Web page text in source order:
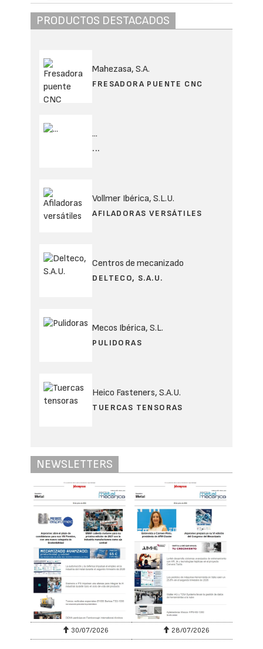
PRODUCTOS DESTACADOS
Mahezasa, S.A.
FRESADORA PUENTE CNC
...
...
Vollmer Ibérica, S.L.U.
AFILADORAS VERSÁTILES
Centros de mecanizado
DELTECO, S.A.U.
Mecos Ibérica, S.L.
PULIDORAS
Heico Fasteners, S.A.U.
TUERCAS TENSORAS
NEWSLETTERS
30/07/2026 28/07/2026